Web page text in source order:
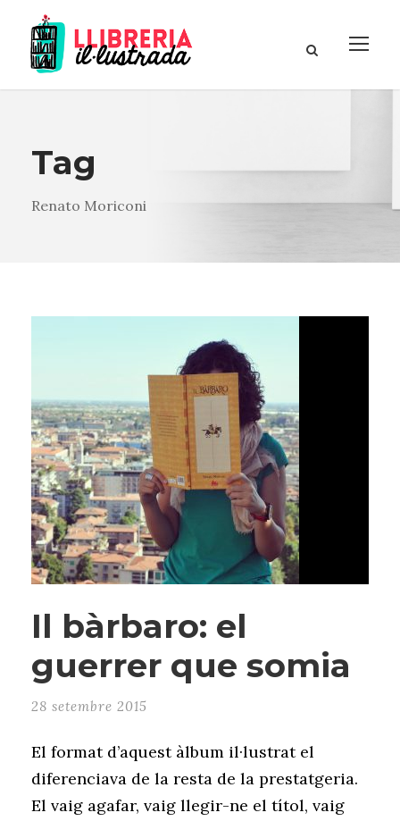
Tag
Renato Moriconi
Il bàrbaro: el
guerrer que somia
28 setembre 2015
El format d’aquest àlbum il·lustrat el
diferenciava de la resta de la prestatgeria.
El vaig agafar, vaig llegir-ne el títol, vaig